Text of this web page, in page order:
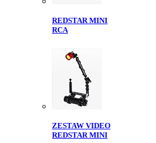
REDSTAR MINI
RCA
ZESTAW VIDEO
REDSTAR MINI